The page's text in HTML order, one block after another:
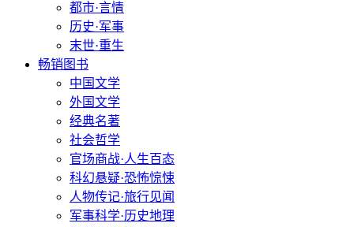
都市·言情
历史·军事
末世·重生
畅销图书
中国文学
外国文学
经典名著
社会哲学
官场商战·人生百态
科幻悬疑·恐怖惊悚
人物传记·旅行见闻
军事科学·历史地理